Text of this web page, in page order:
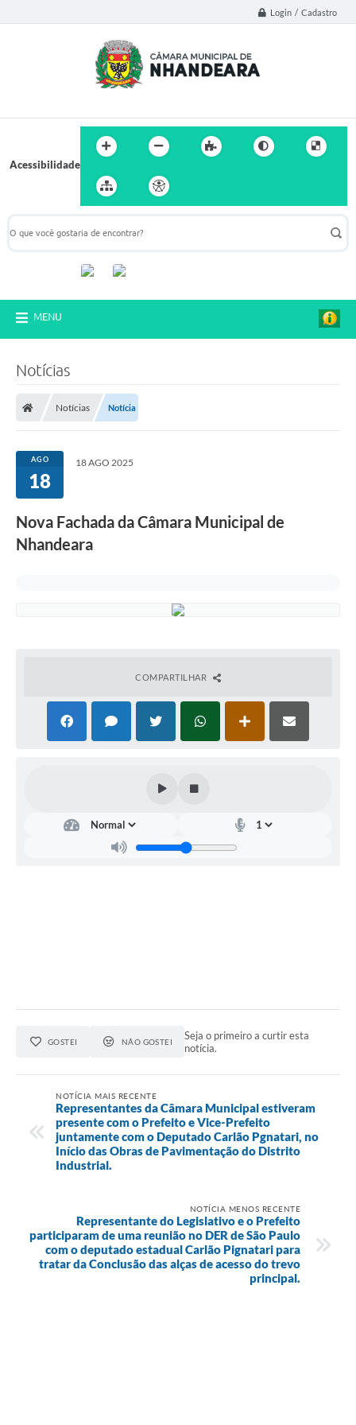
Login / Cadastro
Acessibilidade
MENU
Notícias
Notícias Notícia
AGO
18
18 AGO 2025
Nova Fachada da Câmara Municipal de
Nhandeara
COMPARTILHAR
GOSTEI NÃO GOSTEI
Seja o primeiro a curtir esta
notícia.
NOTÍCIA MAIS RECENTE
Representantes da Câmara Municipal estiveram
presente com o Prefeito e Vice-Prefeito
juntamente com o Deputado Carlão Pgnatari, no
Início das Obras de Pavimentação do Distrito
Industrial.
NOTÍCIA MENOS RECENTE
Representante do Legislativo e o Prefeito
participaram de uma reunião no DER de São Paulo
com o deputado estadual Carlão Pignatari para
tratar da Conclusão das alças de acesso do trevo
principal.